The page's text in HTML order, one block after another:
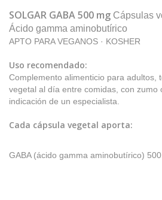
SOLGAR GABA 500 mg Cápsulas
Ácido gamma aminobutírico
APTO PARA VEGANOS · KOSHER
Uso recomendado:
Complemento alimenticio para adultos,
vegetal al día entre comidas, con zumo
indicación de un especialista.
Cada cápsula vegetal aporta:
GABA (ácido gamma aminobutírico)